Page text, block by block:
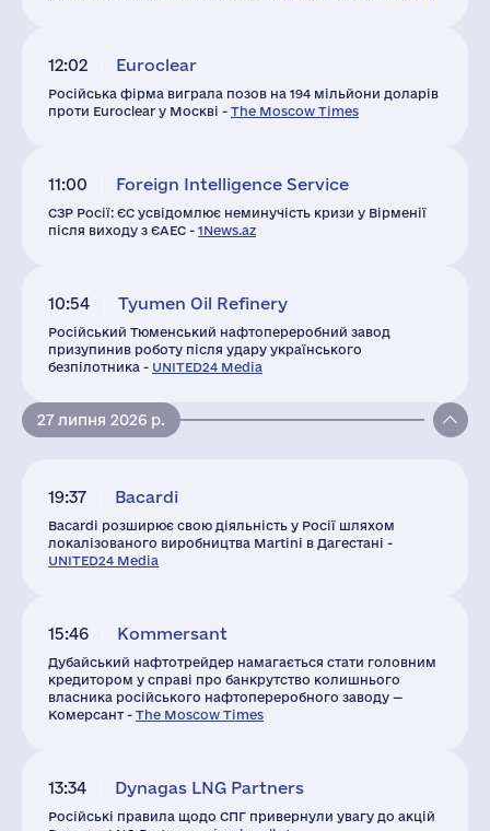
12:02 Euroclear
Російська фірма виграла позов на 194 мільйони доларів
проти Euroclear у Москві - The Moscow Times
11:00 Foreign Intelligence Service
СЗР Росії: ЄС усвідомлює неминучість кризи у Вірменії
після виходу з ЄАЕС - 1News.az
10:54 Tyumen Oil Refinery
Російський Тюменський нафтопереробний завод
призупинив роботу після удару українського
безпілотника - UNITED24 Media
27 липня 2026 р.
19:37 Bacardi
Bacardi розширює свою діяльність у Росії шляхом
локалізованого виробництва Martini в Дагестані -
UNITED24 Media
15:46 Kommersant
Дубайський нафтотрейдер намагається стати головним
кредитором у справі про банкрутство колишнього
власника російського нафтопереробного заводу —
Комерсант - The Moscow Times
13:34 Dynagas LNG Partners
Російські правила щодо СПГ привернули увагу до акцій